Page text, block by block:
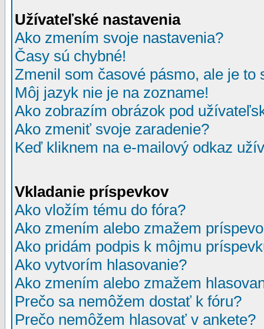
Užívateľské nastavenia
Ako zmením svoje nastavenia?
Časy sú chybné!
Zmenil som časové pásmo, ale je to
Môj jazyk nie je na zozname!
Ako zobrazím obrázok pod
Ako zmeniť svoje zaradenie?
Keď kliknem na e-mailový odkaz
Vkladanie príspevkov
Ako vložím tému do fóra?
Ako zmením alebo zmažem
Ako pridám podpis k môjmu
Ako vytvorím hlasovanie?
Ako zmením alebo zmažem
Prečo sa nemôžem dostať k fóru?
Prečo nemôžem hlasovať v ankete?